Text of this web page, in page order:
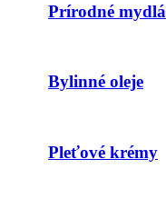
Prírodné mydlá
Bylinné oleje
Pleťové krémy